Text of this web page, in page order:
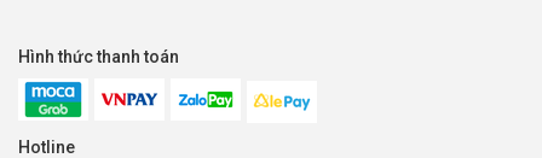
Hình thức thanh toán
Hotline